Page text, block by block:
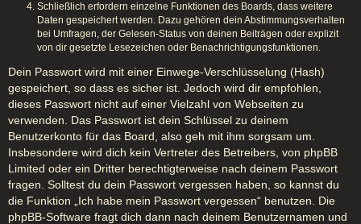
Schließlich erfordern einzelne Funktionen des Boards, dass weitere
Daten gespeichert werden. Dazu gehören dein Abstimmungsverhalten
bei Umfragen, der Gelesen-Status von deinen Beiträgen oder explizit
von dir gesetzte Lesezeichen oder Benachrichtigungsfunktionen.
Dein Passwort wird mit einer Einwege-Verschlüsselung (Hash)
gespeichert, so dass es sicher ist. Jedoch wird dir empfohlen,
dieses Passwort nicht auf einer Vielzahl von Webseiten zu
verwenden. Das Passwort ist dein Schlüssel zu deinem
Benutzerkonto für das Board, also geh mit ihm sorgsam um.
Insbesondere wird dich kein Vertreter des Betreibers, von phpBB
Limited oder ein Dritter berechtigterweise nach deinem Passwort
fragen. Solltest du dein Passwort vergessen haben, so kannst du
die Funktion „Ich habe mein Passwort vergessen“ benutzen. Die
phpBB-Software fragt dich dann nach deinem Benutzernamen und